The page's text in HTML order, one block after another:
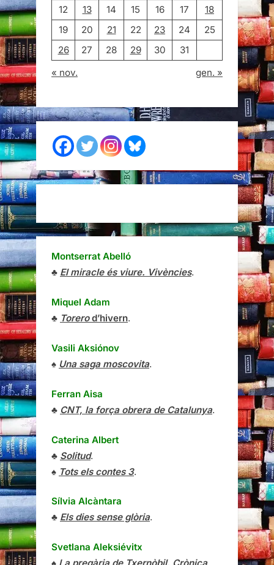
12
13 14 15 16 17
18
19
20 21 22 23 24
25
26
27 28 29 30
31
« nov.
gen. »
Montserrat Abelló
♣ El miracle és viure. Vivències.
Miquel Adam
♣ Torerod’hivern.
Vasili Aksiónov
♠ Una saga moscovita.
Ferran Aisa
♣ CNT, la força obrera de Catalunya.
Caterina Albert
♣ Solitud.
♠ Tots els contes 3.
Sílvia Alcàntara
♣ Els dies sense glòria.
Svetlana Aleksiévitx